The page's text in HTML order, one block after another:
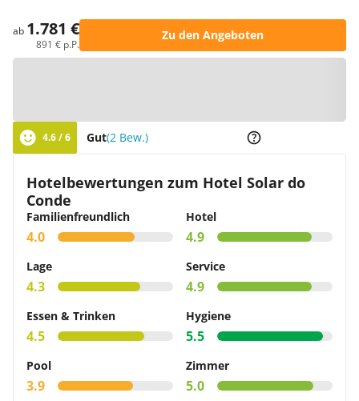
ab 1.781 €
891 € p.P.
Zu den Angeboten
4.6 / 6 Gut(2 Bew.)
Hotelbewertungen zum Hotel Solar do
Conde
Familienfreundlich
4.0
Hotel
4.9
Lage
4.3
Service
4.9
Essen & Trinken
4.5
Hygiene
5.5
Pool
3.9
Zimmer
5.0